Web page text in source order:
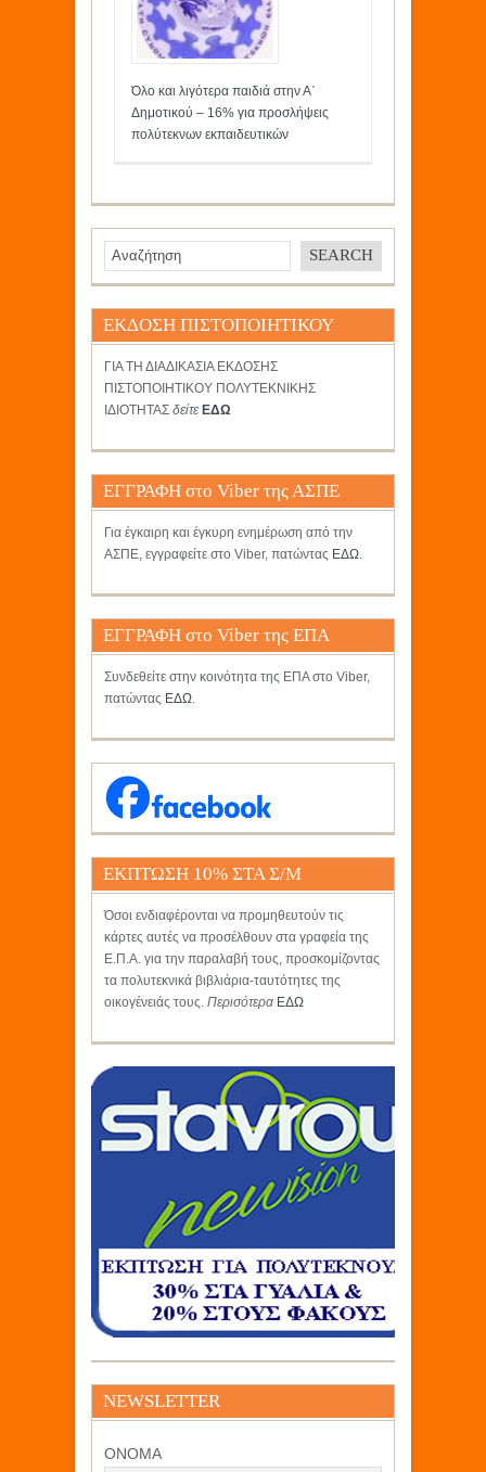
Όλο και λιγότερα παιδιά στην Α΄
Δημοτικού – 16% για προσλήψεις
πολύτεκνων εκπαιδευτικών
ΕΚΔΟΣΗ ΠΙΣΤΟΠΟΙΗΤΙΚΟΥ
ΓΙΑ ΤΗ ΔΙΑΔΙΚΑΣΙΑ ΕΚΔΟΣΗΣ
ΠΙΣΤΟΠΟΙΗΤΙΚΟΥ ΠΟΛΥΤΕΚΝΙΚΗΣ
ΙΔΙΟΤΗΤΑΣ δείτε ΕΔΩ
ΕΓΓΡΑΦΗ στο Viber της ΑΣΠΕ
Για έγκαιρη και έγκυρη ενημέρωση από την
ΑΣΠΕ, εγγραφείτε στο Viber, πατώντας ΕΔΩ.
ΕΓΓΡΑΦΗ στο Viber της ΕΠΑ
Συνδεθείτε στην κοινότητα της ΕΠΑ στο Viber,
πατώντας ΕΔΩ.
ΕΚΠΤΩΣΗ 10% ΣΤΑ Σ/Μ
ΚΡΗΤΙΚΟΣ
Όσοι ενδιαφέρονται να προμηθευτούν τις
κάρτες αυτές να προσέλθουν στα γραφεία της
Ε.Π.Α. για την παραλαβή τους, προσκομίζοντας
τα πολυτεκνικά βιβλιάρια-ταυτότητες της
οικογένειάς τους. Περισότερα ΕΔΩ
NEWSLETTER
ΟΝΟΜΑ